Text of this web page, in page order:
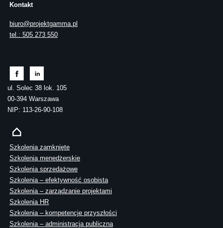
Kontakt
biuro@projektgamma.pl
tel.: 505 273 550
ul. Solec 38 lok. 105
00-394 Warszawa
NIP: 113-26-90-108
Szkolenia zamknięte
Szkolenia menedżerskie
Szkolenia sprzedażowe
Szkolenia – efektywność osobista
Szkolenia – zarządzanie projektami
Szkolenia HR
Szkolenia – kompetencje przyszłości
Szkolenia – administracja publiczna